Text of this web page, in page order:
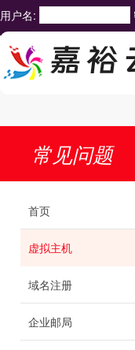
用户名:
常见问题
首页
虚拟主机
域名注册
企业邮局